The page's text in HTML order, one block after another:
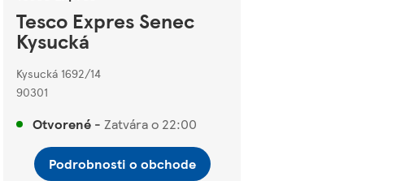
Tesco Expres Senec
Kysucká
Kysucká 1692/14
90301
Otvorené - Zatvára o 22:00
Podrobnosti o obchode